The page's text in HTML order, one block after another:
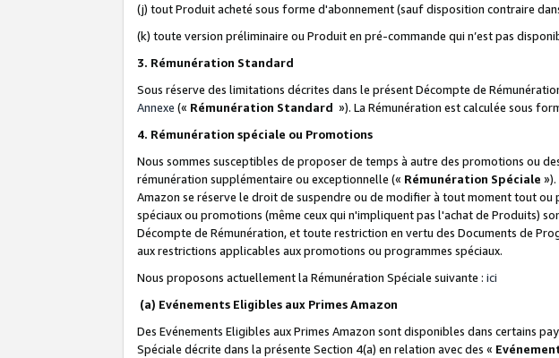
(j) tout Produit acheté sous forme d'abonnement (sauf disposition contraire
(k) toute version préliminaire ou Produit en pré-commande qui n’est pas
3. Rémunération Standard
Sous réserve des limitations décrites dans le présent Décompte de
Annexe (« Rémunération Standard »). La Rémunération est calculée sous
4. Rémunération spéciale ou Promotions
Nous sommes susceptibles de proposer de temps à autre des promotions ou
rémunération supplémentaire ou exceptionnelle (« Rémunération Spéciale
Amazon se réserve le droit de suspendre ou de modifier à tout moment tout
spéciaux ou promotions (même ceux qui n'impliquent pas l'achat de Produits)
Décompte de Rémunération, et toute restriction en vertu des Documents de
aux restrictions applicables aux promotions ou programmes spéciaux.
Nous proposons actuellement la Rémunération Spéciale suivante : ici
(a) Evénements Eligibles aux Primes Amazon
Des Evénements Eligibles aux Primes Amazon sont disponibles dans certains
Spéciale décrite dans la présente Section 4(a) en relation avec des «